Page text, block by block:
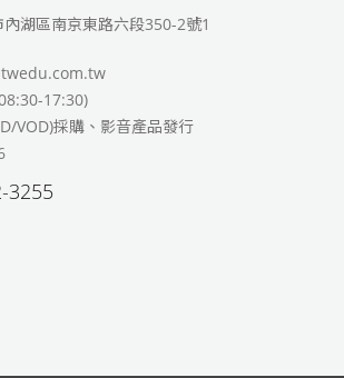
湖區南京東路六段350-2號1
17:30)
VOD)採購、影音產品發行
3255